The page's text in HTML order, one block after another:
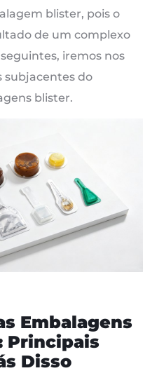
blister, pois o
de um complexo
iremos nos
subjacentes do
blister.
Embalagens
Principais
Disso